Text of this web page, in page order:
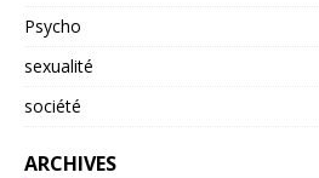
Psycho
sexualité
société
ARCHIVES